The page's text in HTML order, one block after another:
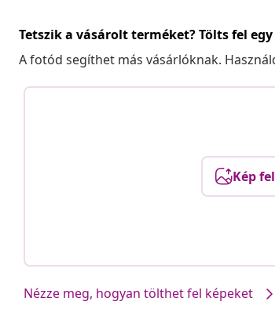
Tetszik a vásárolt terméket? Tölts fel
A fotód segíthet más vásárlóknak.
Kép
Nézze meg, hogyan tölthet fel képeket